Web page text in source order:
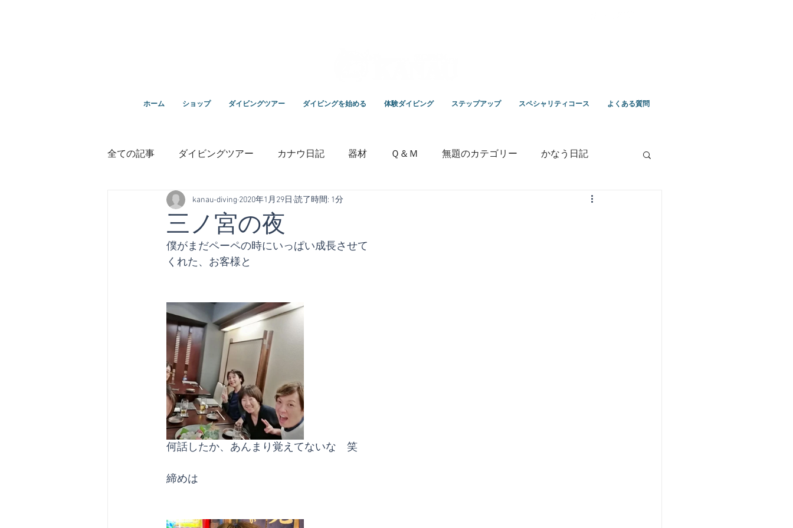
ホーム ショップ ダイビングツアー ダイビングを始める 体験ダイビング ステップアップ スペシャリティコース よくある質問
全ての記事 ダイビングツアー カナウ日記 器材 Ｑ＆Ｍ 無題のカテゴリー かなう日記
鵜来島ダイビング いっちゃんの毎日ブログ 竹野ツアー
１０周年
三ノ宮の夜
kanau-diving 2020年1月29日 読了時間: 1分
僕がまだペーペの時にいっぱい成長させて
くれた、お客様と
何話したか、あんまり覚えてないな　笑
締めは